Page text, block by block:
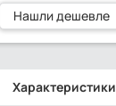
Нашли дешевле
Характеристики